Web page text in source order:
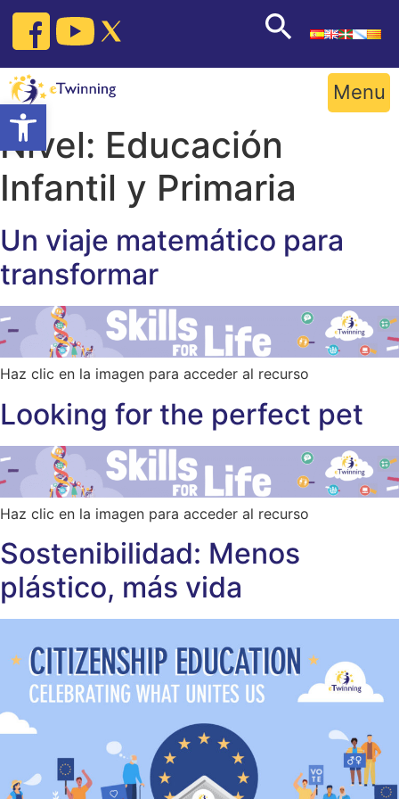
Open toolbar
Skip
content
Menu
Nivel: Educación
Infantil y Primaria
Un viaje matemático para
transformar
Haz clic en la imagen para acceder al recurso
Looking for the perfect pet
Haz clic en la imagen para acceder al recurso
Sostenibilidad: Menos
plástico, más vida